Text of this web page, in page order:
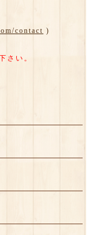
contact )
さい。